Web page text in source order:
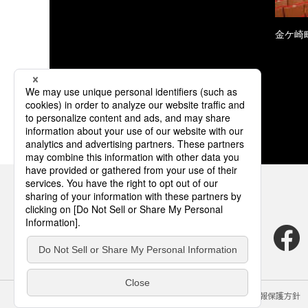
金ケ崎
サイトのご利用にあたって クッキーポリシー 個人情報保護方針